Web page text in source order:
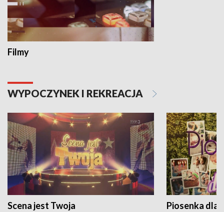
Filmy
WYPOCZYNEK I REKREACJA
Scena jest Twoja Piosenka dla